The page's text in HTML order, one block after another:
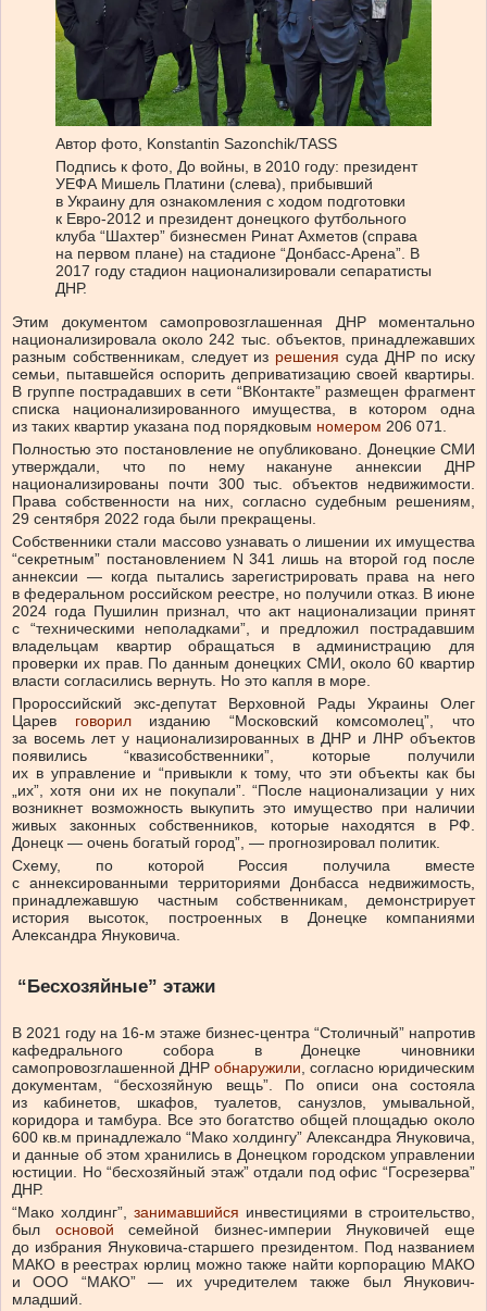
Автор фото, Konstantin Sazonchik/TASS
Подпись к фото, До войны, в 2010 году: президент
УЕФА Мишель Платини (слева), прибывший
в Украину для ознакомления с ходом подготовки
к Евро-2012 и президент донецкого футбольного
клуба “Шахтер” бизнесмен Ринат Ахметов (справа
на первом плане) на стадионе “Донбасс-Арена”. В
2017 году стадион национализировали сепаратисты
ДНР.
Этим документом самопровозглашенная ДНР моментально
национализировала около 242 тыс. объектов, принадлежавших
разным собственникам, следует из решения суда ДНР по иску
семьи, пытавшейся оспорить деприватизацию своей квартиры.
В группе пострадавших в сети “ВКонтакте” размещен фрагмент
списка национализированного имущества, в котором одна
из таких квартир указана под порядковым номером 206 071.
Полностью это постановление не опубликовано. Донецкие СМИ
утверждали, что по нему накануне аннексии ДНР
национализированы почти 300 тыс. объектов недвижимости.
Права собственности на них, согласно судебным решениям,
29 сентября 2022 года были прекращены.
Собственники стали массово узнавать о лишении их имущества
“секретным” постановлением N 341 лишь на второй год после
аннексии — когда пытались зарегистрировать права на него
в федеральном российском реестре, но получили отказ. В июне
2024 года Пушилин признал, что акт национализации принят
с “техническими неполадками”, и предложил пострадавшим
владельцам квартир обращаться в администрацию для
проверки их прав. По данным донецких СМИ, около 60 квартир
власти согласились вернуть. Но это капля в море.
Пророссийский экс-депутат Верховной Рады Украины Олег
Царев говорил изданию “Московский комсомолец”, что
за восемь лет у национализированных в ДНР и ЛНР объектов
появились “квазисобственники”, которые получили
их в управление и “привыкли к тому, что эти объекты как бы
„их”, хотя они их не покупали”. “После национализации у них
возникнет возможность выкупить это имущество при наличии
живых законных собственников, которые находятся в РФ.
Донецк — очень богатый город”, — прогнозировал политик.
Схему, по которой Россия получила вместе
с аннексированными территориями Донбасса недвижимость,
принадлежавшую частным собственникам, демонстрирует
история высоток, построенных в Донецке компаниями
Александра Януковича.
“Бесхозяйные” этажи
В 2021 году на 16-м этаже бизнес-центра “Столичный” напротив
кафедрального собора в Донецке чиновники
самопровозглашенной ДНР обнаружили , согласно юридическим
документам, “бесхозяйную вещь”. По описи она состояла
из кабинетов, шкафов, туалетов, санузлов, умывальной,
коридора и тамбура. Все это богатство общей площадью около
600 кв.м принадлежало “Мако холдингу” Александра Януковича,
и данные об этом хранились в Донецком городском управлении
юстиции. Но “бесхозяйный этаж” отдали под офис “Госрезерва”
ДНР.
“Мако холдинг”, занимавшийся инвестициями в строительство,
был основой семейной бизнес-империи Януковичей еще
до избрания Януковича-старшего президентом. Под названием
МАКО в реестрах юрлиц можно также найти корпорацию МАКО
и ООО “МАКО” — их учредителем также был Янукович-
младший.